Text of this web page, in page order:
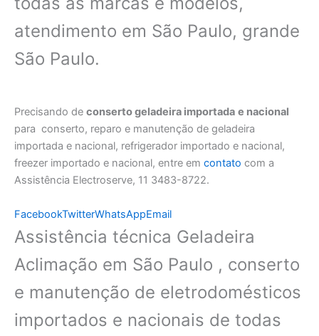
atendimento em São Paulo, grande
São Paulo.
Precisando de conserto geladeira importada e nacional
para conserto, reparo e manutenção de geladeira
importada e nacional, refrigerador importado e nacional,
freezer importado e nacional, entre em contato com a
Assistência Electroserve, 11 3483-8722.
FacebookTwitterWhatsAppEmail
Assistência técnica Geladeira
Aclimação em São Paulo , conserto
e manutenção de eletrodomésticos
importados e nacionais de todas